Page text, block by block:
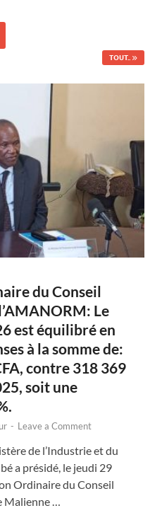
TOUT..
du Conseil
Le
est équilibré en
à la somme de:
contre 318 369
soit une
- Leave a Comment
de l’Industrie et du
a présidé, le jeudi 29
Ordinaire du Conseil
Malienne …